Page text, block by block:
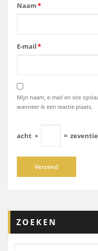
Naam*
E-mail*
Mijn naam, e-mail en site
wanneer ik een reactie plaats.
acht + =
ZOEKEN